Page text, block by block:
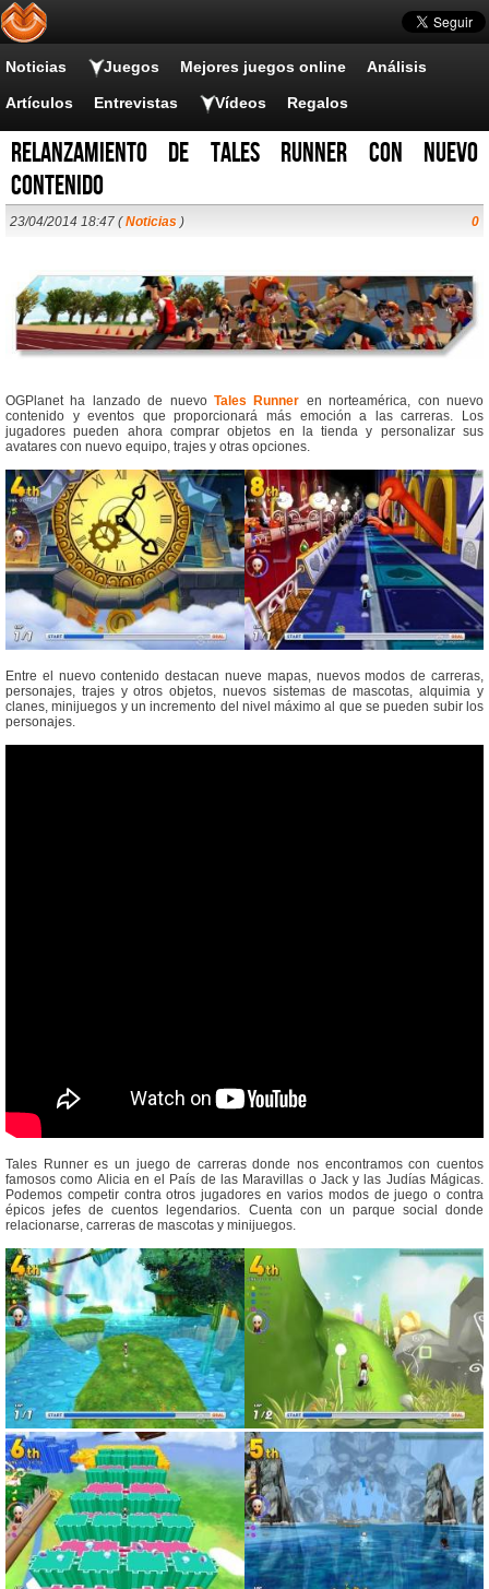
Noticias Juegos Mejores juegos online Análisis
Artículos Entrevistas Vídeos Regalos
Relanzamiento de Tales Runner con nuevo
contenido
23/04/2014 18:47 (Noticias ) 0
OGPlanet ha lanzado de nuevo Tales Runner en norteamérica, con nuevo
contenido y eventos que proporcionará más emoción a las carreras. Los
jugadores pueden ahora comprar objetos en la tienda y personalizar sus
avatares con nuevo equipo, trajes y otras opciones.
Entre el nuevo contenido destacan nueve mapas, nuevos modos de carreras,
personajes, trajes y otros objetos, nuevos sistemas de mascotas, alquimia y
clanes, minijuegos y un incremento del nivel máximo al que se pueden subir los
personajes.
Tales Runner es un juego de carreras donde nos encontramos con cuentos
famosos como Alicia en el País de las Maravillas o Jack y las Judías Mágicas.
Podemos competir contra otros jugadores en varios modos de juego o contra
épicos jefes de cuentos legendarios. Cuenta con un parque social donde
relacionarse, carreras de mascotas y minijuegos.